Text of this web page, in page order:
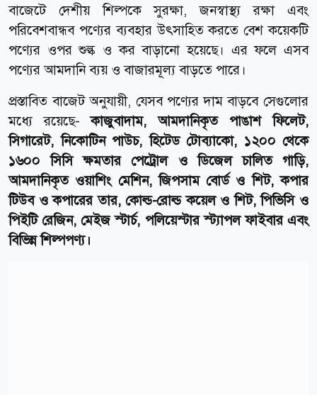
বাজেটে দেশীয় শিল্পকে সুরক্ষা, জনস্বাস্থ্য রক্ষা এবং
পরিবেশবান্ধব পণ্যের ব্যবহার উৎসাহিত করতে বেশ কয়েকটি
পণ্যের ওপর শুল্ক ও কর বাড়ানো হয়েছে। এর ফলে এসব
পণ্যের আমদানি ব্যয় ও বাজারমূল্য বাড়তে পারে।
প্রস্তাবিত বাজেট অনুযায়ী, যেসব পণ্যের দাম বাড়বে সেগুলোর
মধ্যে রয়েছে-কাজুবাদাম, আমদানিকৃত পাঙাশ ফিলেট,
সিগারেট, নিকোটিন পাউচ, হিটেড টোব্যাকো, ১২০০ থেকে
১৬০০ সিসি ক্ষমতার পেট্রোল ও ডিজেল চালিত গাড়ি,
আমদানিকৃত ওয়াশিং মেশিন, জিপসাম বোর্ড ও শিট, কপার
টিউব ও কপারের তার, কোল্ড-রোল্ড কয়েল ও শিট, পিভিসি ও
পিইটি রেজিন, মেইজ স্টার্চ, পলিয়েস্টার স্ট্যাপল ফাইবার এবং
বিভিন্ন শিল্পপণ্য।